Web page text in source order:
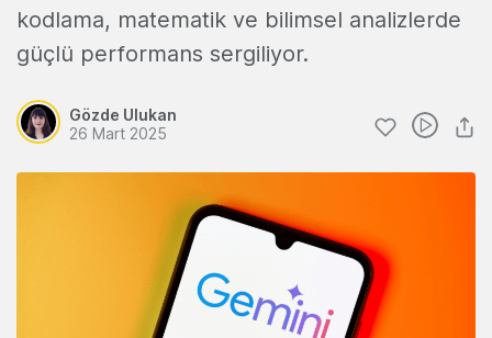
kodlama, matematik ve bilimsel analizlerde
güçlü performans sergiliyor.
Gözde Ulukan
26 Mart 2025